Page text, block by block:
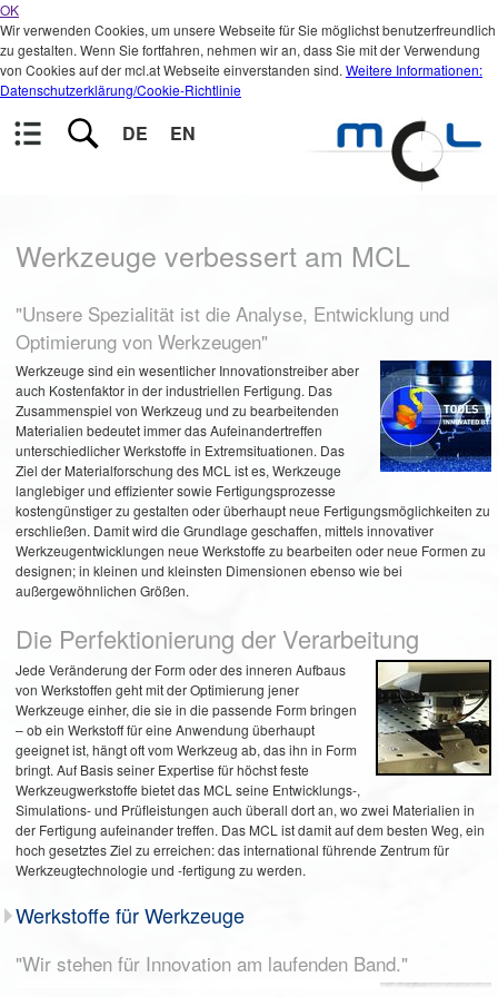
OK
Wir verwenden Cookies, um unsere Webseite für Sie möglichst benutzerfreundlich
zu gestalten. Wenn Sie fortfahren, nehmen wir an, dass Sie mit der Verwendung
von Cookies auf der mcl.at Webseite einverstanden sind. Weitere Informationen:
Datenschutzerklärung/Cookie-Richtlinie
DE EN
Werkzeuge verbessert am MCL
"Unsere Spezialität ist die Analyse, Entwicklung und
Optimierung von Werkzeugen"
Werkzeuge sind ein wesentlicher Innovationstreiber aber
auch Kostenfaktor in der industriellen Fertigung. Das
Zusammenspiel von Werkzeug und zu bearbeitenden
Materialien bedeutet immer das Aufeinandertreffen
unterschiedlicher Werkstoffe in Extremsituationen. Das
Ziel der Materialforschung des MCL ist es, Werkzeuge
langlebiger und effizienter sowie Fertigungsprozesse
kostengünstiger zu gestalten oder überhaupt neue Fertigungsmöglichkeiten zu
erschließen. Damit wird die Grundlage geschaffen, mittels innovativer
Werkzeugentwicklungen neue Werkstoffe zu bearbeiten oder neue Formen zu
designen; in kleinen und kleinsten Dimensionen ebenso wie bei
außergewöhnlichen Größen.
Die Perfektionierung der Verarbeitung
Jede Veränderung der Form oder des inneren Aufbaus
von Werkstoffen geht mit der Optimierung jener
Werkzeuge einher, die sie in die passende Form bringen
– ob ein Werkstoff für eine Anwendung überhaupt
geeignet ist, hängt oft vom Werkzeug ab, das ihn in Form
bringt. Auf Basis seiner Expertise für höchst feste
Werkzeugwerkstoffe bietet das MCL seine Entwicklungs-,
Simulations- und Prüfleistungen auch überall dort an, wo zwei Materialien in
der Fertigung aufeinander treffen. Das MCL ist damit auf dem besten Weg, ein
hoch gesetztes Ziel zu erreichen: das international führende Zentrum für
Werkzeugtechnologie und -fertigung zu werden.
Werkstoffe für Werkzeuge
"Wir stehen für Innovation am laufenden Band."